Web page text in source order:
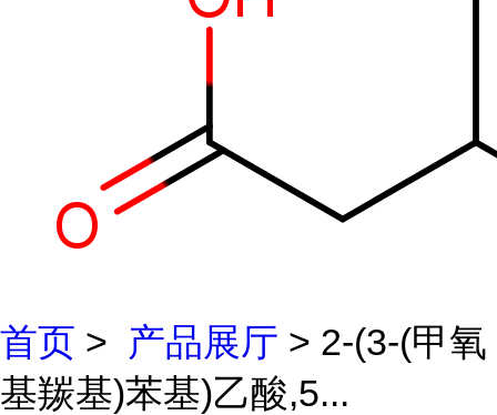
首页 > 产品展厅 > 2-(3-(甲氧
基羰基)苯基)乙酸,5...